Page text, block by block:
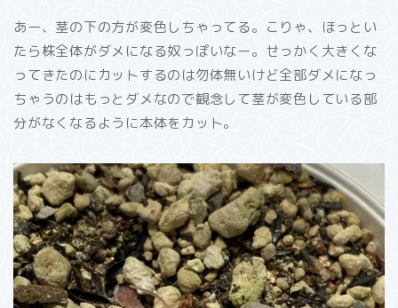
あー、茎の下の方が変色しちゃってる。こりゃ、ほっとい
たら株全体がダメになる奴っぽいなー。せっかく大きくな
ってきたのにカットするのは勿体無いけど全部ダメになっ
ちゃうのはもっとダメなので観念して茎が変色している部
分がなくなるように本体をカット。